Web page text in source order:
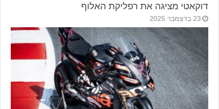
דוקאטי מציגה את רפליקת האלוף
23 בדצמבר 2025